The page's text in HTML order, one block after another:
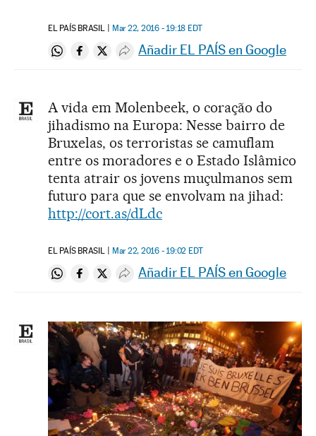
EL PAÍS BRASIL Mar 22, 2016 - 19:18 EDT
Compartir en Whatsapp
Compartir en Facebook
Compartir en Twitter
Desplegar Redes Sociales
Añadir EL PAÍS en Google
A vida em Molenbeek, o coração do
jihadismo na Europa: Nesse bairro de
Bruxelas, os terroristas se camuflam
entre os moradores e o Estado Islâmico
tenta atrair os jovens muçulmanos sem
futuro para que se envolvam na jihad:
http://cort.as/dLdc
EL PAÍS BRASIL Mar 22, 2016 - 19:02 EDT
Compartir en Whatsapp
Compartir en Facebook
Compartir en Twitter
Desplegar Redes Sociales
Añadir EL PAÍS en Google